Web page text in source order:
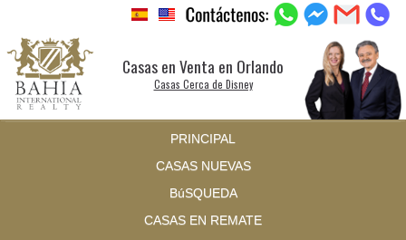
Casas en Venta en Orlando
Casas Cerca de Disney
PRINCIPAL
CASAS NUEVAS
BúSQUEDA
CASAS EN REMATE